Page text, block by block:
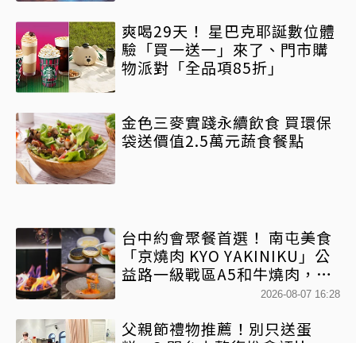
爽喝29天！ 星巴克耶誕數位體
驗「買一送一」來了、門市購
物派對「全品項85折」
金色三麥實踐永續飲食 買環保
袋送價值2.5萬元蔬食餐點
台中約會聚餐首選！ 南屯美食
「京燒肉 KYO YAKINIKU」公
益路一級戰區A5和牛燒肉，京
平雙人套餐全程專人代烤2026-08-07 16:28
父親節禮物推薦！別只送蛋